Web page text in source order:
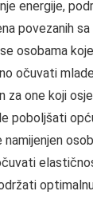
energije,
povezanih
osobama
očuvati
za one koji
poboljšati
namijenjen